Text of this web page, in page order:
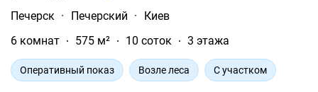
Печерск · Печерский ·
Киев
6 комнат
575 м² 10 соток 3 этажа
Оперативный показ Возле леса С участком